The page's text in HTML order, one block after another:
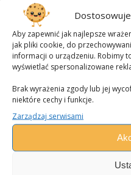
Aby zapewnić jak najlepsze
jak pliki cookie, do
informacji o urządzeniu. Robimy
wyświetlać spersonalizowane
Brak wyrażenia zgody lub jej
niektóre cechy i funkcje.
Zarządzaj serwisami